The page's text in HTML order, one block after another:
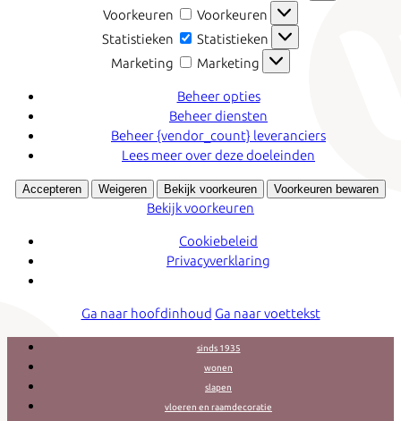
Voorkeuren
Voorkeuren
Statistieken
Statistieken
Marketing
Marketing
Beheer opties
Beheer diensten
Beheer {vendor_count} leveranciers
Lees meer over deze doeleinden
Accepteren Weigeren Bekijk voorkeuren Voorkeuren bewaren
Bekijk voorkeuren
Cookiebeleid
Privacyverklaring
Ga naar hoofdinhoud Ga naar voettekst
sinds 1935
wonen
slapen
vloeren en raamdecoratie